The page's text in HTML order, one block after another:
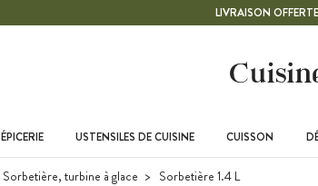
LIVRAISON
ÉPICERIE USTENSILES DE CUISINE CUISSON
Sorbetière, turbine à glace Sorbetière 1.4 L